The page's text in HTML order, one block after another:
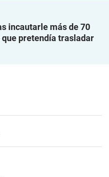
incautarle más de 70
pretendía trasladar